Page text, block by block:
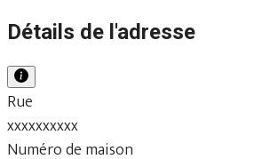
Détails de l'adresse
Rue
xxxxxxxxxx
Numéro de maison